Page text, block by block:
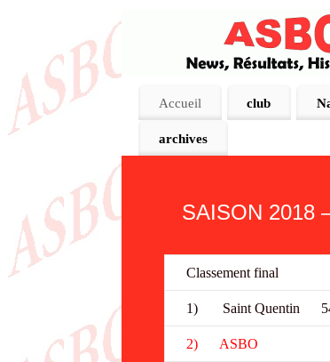
Accueil club
archives
SAISON 2018
Classement final
1) Saint
2)